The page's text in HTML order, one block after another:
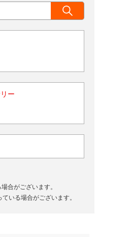
ー
合がございます。
いる場合がございます。